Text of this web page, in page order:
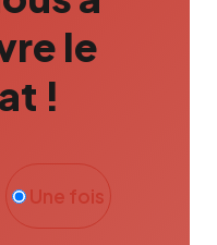
le
!
Une fois